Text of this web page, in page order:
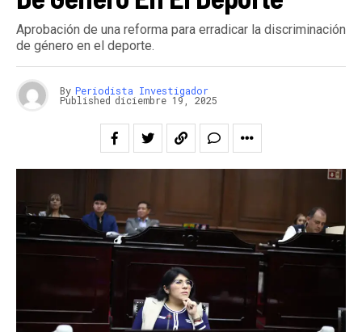
Aprobación de una reforma para erradicar la discriminación
de género en el deporte.
By Periodista Investigador
Published diciembre 19, 2025